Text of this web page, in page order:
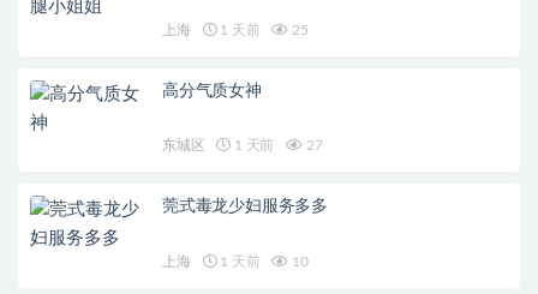
上海 1 天前 25
高分气质女神
东城区 1 天前 27
莞式毒龙少妇服务多多
上海 1 天前 10